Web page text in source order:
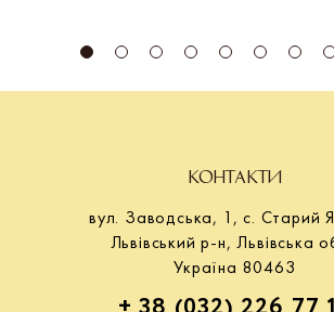
КОНТАКТИ
вул. Заводська, 1, с. Старий
Львівський р-н, Львівська
Україна 80463